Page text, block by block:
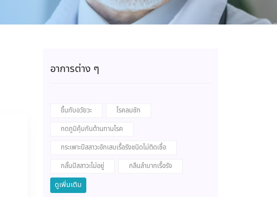
อาการต่าง ๆ
ขึ้นกับอวัยวะ
โรคลมชัก
กดภูมิคุ้มกันต้านทานโรค
กระเพาะปัสสาวะอักเสบเรื้อรังชนิดไม่ติดเชื้อ
กลั้นปัสสาวะไม่อยู่
กลืนลำบากเรื้อรัง
ดูเพิ่มเติม